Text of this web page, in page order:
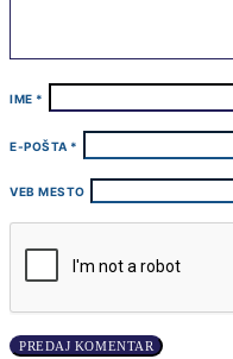
IME *
E-POŠTA *
VEB MESTO